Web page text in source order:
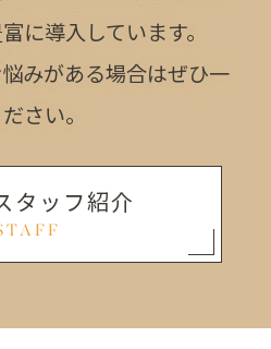
に導入しています。
みがある場合はぜひ一
さい。
タッフ紹介